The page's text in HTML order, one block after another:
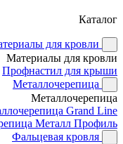
Каталог
для кровли
Материалы для кровли
Профнастил для крыши
Металлочерепица
Металлочерепица
Grand Line
Металл Профиль
Фальцевая кровля